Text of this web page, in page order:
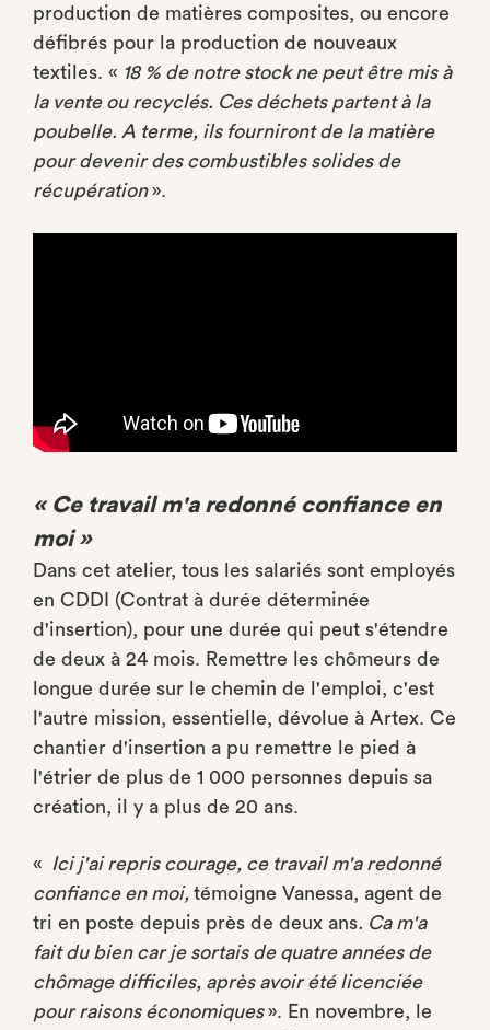
production de matières composites, ou encore
défibrés pour la production de nouveaux
textiles. « 18 % de notre stock ne peut être mis à
la vente ou recyclés. Ces déchets partent à la
poubelle. A terme, ils fourniront de la matière
pour devenir des combustibles solides de
récupération».
« Ce travail m'a redonné confiance en
moi »
Dans cet atelier, tous les salariés sont employés
en CDDI (Contrat à durée déterminée
d'insertion), pour une durée qui peut s'étendre
de deux à 24 mois. Remettre les chômeurs de
longue durée sur le chemin de l'emploi, c'est
l'autre mission, essentielle, dévolue à Artex. Ce
chantier d'insertion a pu remettre le pied à
l'étrier de plus de 1 000 personnes depuis sa
création, il y a plus de 20 ans.
«
Ici j'ai repris courage, ce travail m'a redonné
confiance en moi, témoigne Vanessa, agent de
tri en poste depuis près de deux ans. Ca m'a
fait du bien car je sortais de quatre années de
chômage difficiles, après avoir été licenciée
pour raisons économiques». En novembre, le